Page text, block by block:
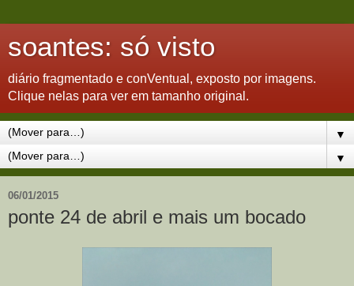
soantes: só visto
diário fragmentado e conVentual, exposto por imagens.
Clique nelas para ver em tamanho original.
▼
▼
06/01/2015
ponte 24 de abril e mais um bocado